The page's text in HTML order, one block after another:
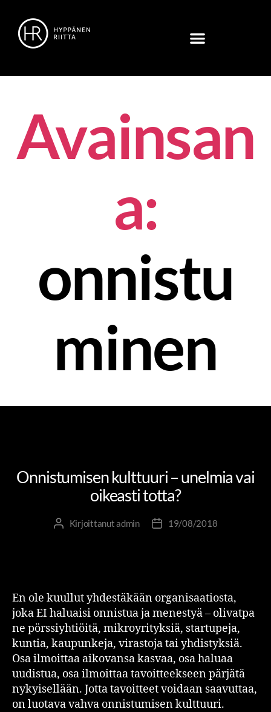
Avainsan
a:
onnistu
minen
Onnistumisen kulttuuri – unelmia vai
oikeasti totta?
Kirjoittanutadmin 19/08/2018
En ole kuullut yhdestäkään organisaatiosta,
joka EI haluaisi onnistua ja menestyä – olivatpa
ne pörssiyhtiöitä, mikroyrityksiä, startupeja,
kuntia, kaupunkeja, virastoja tai yhdistyksiä.
Osa ilmoittaa aikovansa kasvaa, osa haluaa
uudistua, osa ilmoittaa tavoitteekseen pärjätä
nykyisellään. Jotta tavoitteet voidaan saavuttaa,
on luotava vahva onnistumisen kulttuuri.